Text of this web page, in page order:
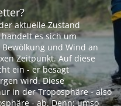
aktuelle Zustand
es sich um
und Wind an
Zeitpunkt. Auf diese
ein - er besagt
wird. Diese
in der Troposphäre - also
- ab. Denn: umso